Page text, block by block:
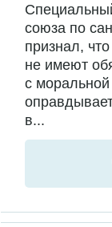
союза по
признал,
не имеют
с моральной
в...